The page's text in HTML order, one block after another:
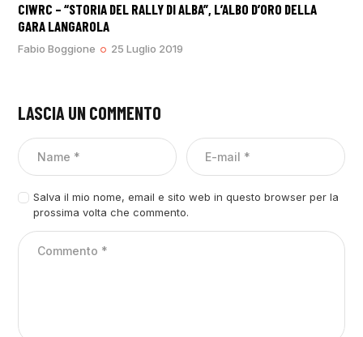
CIWRC – “STORIA DEL RALLY DI ALBA”, L’ALBO D’ORO DELLA
GARA LANGAROLA
Fabio Boggione 25 Luglio 2019
LASCIA UN COMMENTO
Salva il mio nome, email e sito web in questo browser per la
prossima volta che commento.